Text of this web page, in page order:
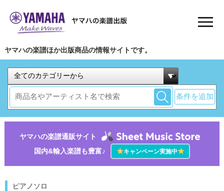
ヤマハの楽譜ほか出版商品の情報サイトです。
条件を追加
ヤマハの楽譜通販サイト
国内&輸入楽譜も豊富♪
★キャンペーン実施中★
ピアノソロ